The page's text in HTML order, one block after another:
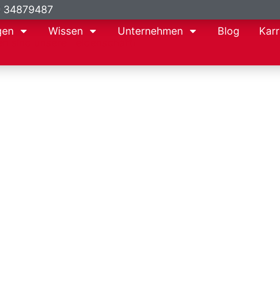
34879487
Wissen Unternehmen Blog